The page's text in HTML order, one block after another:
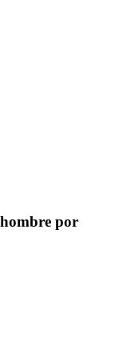
por